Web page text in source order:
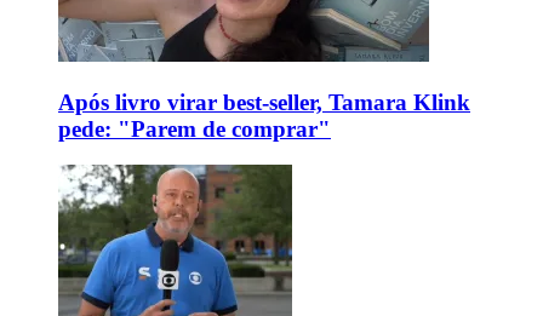
Após livro virar best-seller, Tamara Klink
pede: "Parem de comprar"